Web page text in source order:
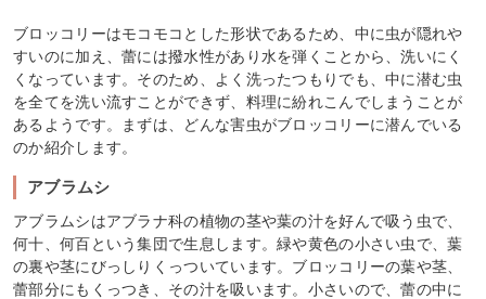
ブロッコリーはモコモコとした形状であるため、中に虫が隠れや
すいのに加え、蕾には撥水性があり水を弾くことから、洗いにく
くなっています。そのため、よく洗ったつもりでも、中に潜む虫
を全てを洗い流すことができず、料理に紛れこんでしまうことが
あるようです。まずは、どんな害虫がブロッコリーに潜んでいる
のか紹介します。
アブラムシ
アブラムシはアブラナ科の植物の茎や葉の汁を好んで吸う虫で、
何十、何百という集団で生息します。緑や黄色の小さい虫で、葉
の裏や茎にびっしりくっついています。ブロッコリーの葉や茎、
蕾部分にもくっつき、その汁を吸います。小さいので、蕾の中に